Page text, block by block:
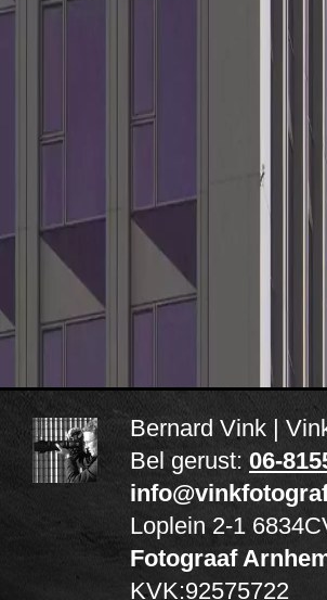
Bernard Vink |
Bel gerust: 06-
Loplein 2-1
Fotograaf
KVK:92575722